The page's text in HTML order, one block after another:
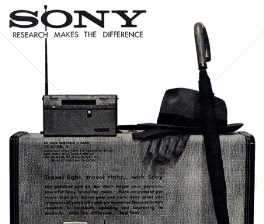
SONY Sony Austria GmbH 1961